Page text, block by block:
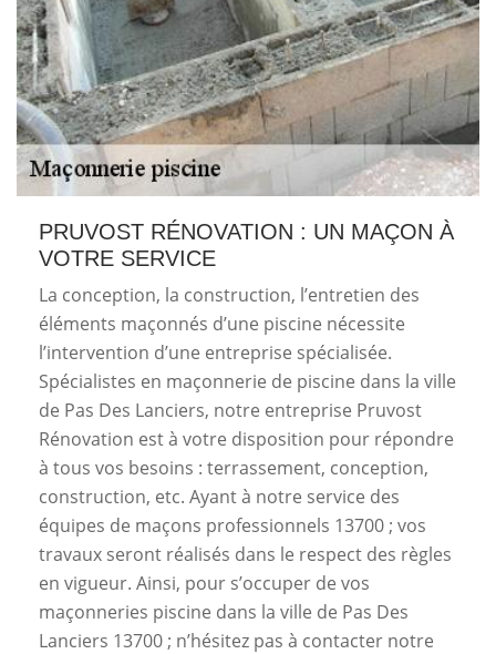
PRUVOST RÉNOVATION : UN MAÇON À
VOTRE SERVICE
La conception, la construction, l’entretien des
éléments maçonnés d’une piscine nécessite
l’intervention d’une entreprise spécialisée.
Spécialistes en maçonnerie de piscine dans la ville
de Pas Des Lanciers, notre entreprise Pruvost
Rénovation est à votre disposition pour répondre
à tous vos besoins : terrassement, conception,
construction, etc. Ayant à notre service des
équipes de maçons professionnels 13700 ; vos
travaux seront réalisés dans le respect des règles
en vigueur. Ainsi, pour s’occuper de vos
maçonneries piscine dans la ville de Pas Des
Lanciers 13700 ; n’hésitez pas à contacter notre